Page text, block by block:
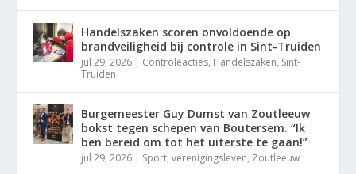
Handelszaken scoren onvoldoende op
brandveiligheid bij controle in Sint-Truiden
jul 29, 2026 | Controleacties, Handelszaken, Sint-
Truiden
Burgemeester Guy Dumst van Zoutleeuw
bokst tegen schepen van Boutersem. “Ik
ben bereid om tot het uiterste te gaan!”
jul 29, 2026 | Sport,verenigingsleven, Zoutleeuw